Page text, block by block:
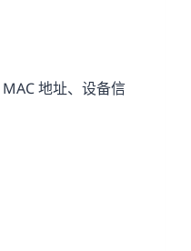
地址、设备信